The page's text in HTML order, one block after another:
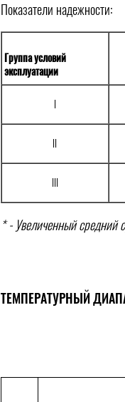
Показатели надежности:
Группа условий
эксплуатации
I
II
III
* - Увеличенный средний
ТЕМПЕРАТУРНЫЙ